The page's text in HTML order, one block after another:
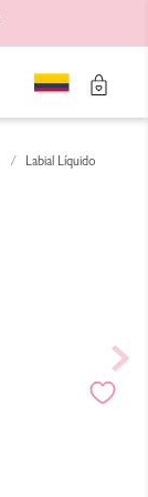
Labial Líquido